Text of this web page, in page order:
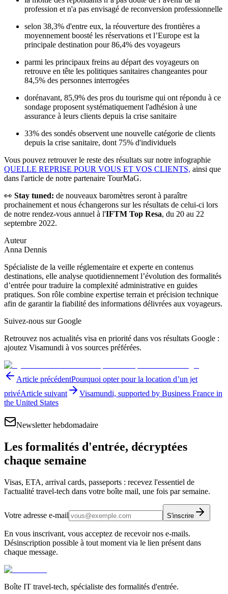
profession et n'a pas envisagé de reconversion professionnelle
selon 38,3% d'entre eux, la réouverture des frontières a
moyennement boosté les réservations et l’Europe est la
principale destination pour 86,4% des voyageurs
parmi les principaux freins au départ des voyageurs on
retrouve en tête les politiques sanitaires changeantes pour
84,5% des personnes interrogées
dorénavant, 85,9% des pros du tourisme qui ont répondu à ce
sondage proposent systématiquement l'adhésion à une
assurance à leurs clients depuis la crise sanitaire
33% des sondés observent une nouvelle catégorie de clients
depuis la crise sanitaire, dont 75% d'individuels
Vous pouvez retrouver le reste des résultats sur notre infographie
QUELLE REPRISE POUR VOUS ET VOS CLIENTS, ainsi que
dans l'article de notre partenaire TourMaG.
👀 Stay tuned: de nouveaux baromètres seront à paraître
prochainement et nous échangerons sur les résultats de celui-ci lors
de notre rendez-vous annuel à l'IFTM Top Resa, du 20 au 22
septembre 2022.
Auteur
Anna Dennis
Spécialiste de la veille réglementaire et experte en contenus
destinations, elle analyse quotidiennement l’évolution des formalités
d’entrée pour traduire la complexité administrative en guides
pratiques. Son rôle combine expertise terrain et précision technique
afin de garantir la fiabilité des informations délivrées aux voyageurs.
Suivez-nous sur Google
Retrouvez nos actualités visa en priorité dans vos résultats Google :
ajoutez Visamundi à vos sources préférées.
Article précédentPourquoi opter pour la location d’un jet
privéArticle suivant
Visamundi, supported by Business France in
the United States
Newsletter hebdomadaire
Les formalités d'entrée, décryptées
chaque semaine
Visas, ETA, arrival cards, passeports : recevez l'essentiel de
l'actualité travel-tech dans votre boîte mail, une fois par semaine.
Votre adresse e-mail S'inscrire
En vous inscrivant, vous acceptez de recevoir nos e-mails.
Désinscription possible à tout moment via le lien présent dans
chaque message.
Boîte IT travel-tech, spécialiste des formalités d'entrée.